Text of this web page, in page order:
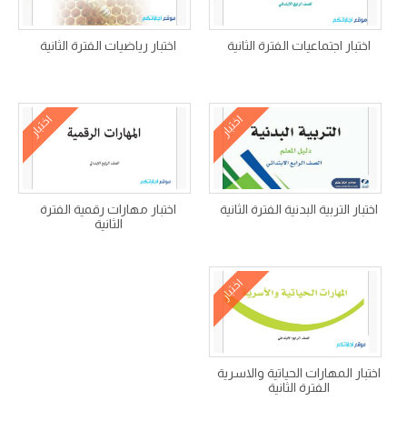
اختبار اجتماعيات الفترة الثانية اختبار رياضيات الفترة الثانية
اختبار
اختبار التربية البدنية الفترة الثانية
اختبار
اختبار مهارات رقمية الفترة
الثانية
اختبار
اختبار المهارات الحياتية والاسرية
الفترة الثانية